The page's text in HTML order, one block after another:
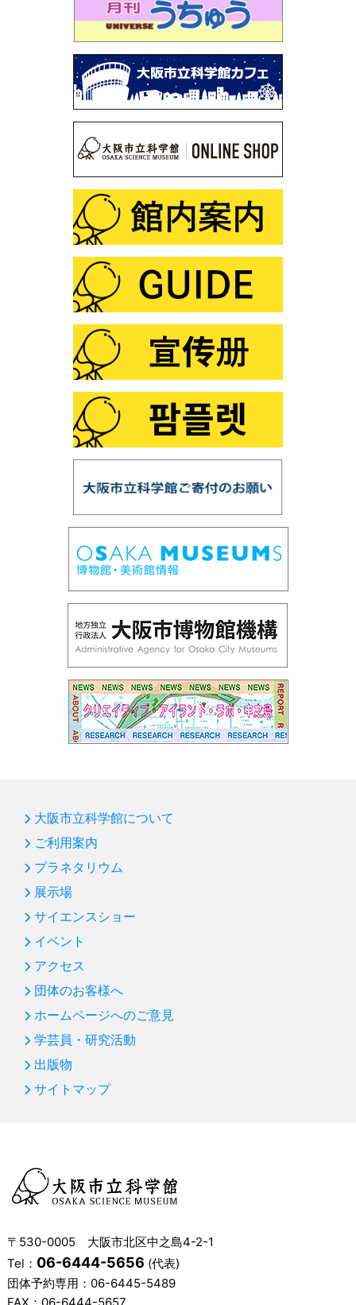
大阪市立科学館について
ご利用案内
プラネタリウム
展示場
サイエンスショー
イベント
アクセス
団体のお客様へ
ホームページへのご意見
学芸員・研究活動
出版物
サイトマップ
〒530-0005 大阪市北区中之島4-2-1
Tel： 06-6444-5656 (代表)
団体予約専用： 06-6445-5489